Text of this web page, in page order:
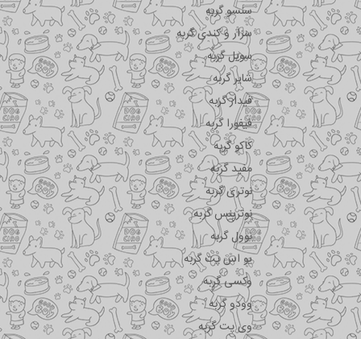
سنسو گربه
سزار و کندی گربه
سویل گربه
شایر گربه
فیدار گربه
فیفورا گربه
کاکو گربه
مفید گربه
نوتری گربه
نوترینس گربه
نوول گربه
یو اس پت گربه
وکسی گربه
وودو گربه
وی پت گربه